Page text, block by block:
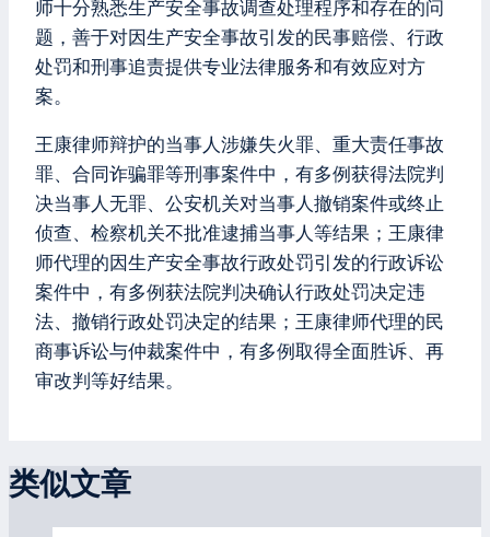
师十分熟悉生产安全事故调查处理程序和存在的问
题，善于对因生产安全事故引发的民事赔偿、行政
处罚和刑事追责提供专业法律服务和有效应对方
案。
王康律师辩护的当事人涉嫌失火罪、重大责任事故
罪、合同诈骗罪等刑事案件中，有多例获得法院判
决当事人无罪、公安机关对当事人撤销案件或终止
侦查、检察机关不批准逮捕当事人等结果；王康律
师代理的因生产安全事故行政处罚引发的行政诉讼
案件中，有多例获法院判决确认行政处罚决定违
法、撤销行政处罚决定的结果；王康律师代理的民
商事诉讼与仲裁案件中，有多例取得全面胜诉、再
审改判等好结果。
类似文章